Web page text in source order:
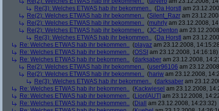
Re(3): Welches ETWAS hab ihr bekommen.. (Da Horstl am
Re(2): Welches ETWAS hab ihr bekommen.. (Silent_Razr am
Re(2): Welches ETWAS hab ihr bekommen.. (muhrly am 23.12.2008,
Re(2): Welches ETWAS hab ihr bekommen.. (JC-Denton am
Re(3): Welches ETWAS hab ihr bekommen.. (Da Horstl am
Re: Welches ETWAS hab ihr bekommen.. (playaz am 23.12.2008,
Re: Welches ETWAS hab ihr bekommen.. (OSSI am 23.12.2008, 14:16:18)
Re: Welches ETWAS hab ihr bekommen.. (darksaber am 23.12.2008,
Re(2): Welches ETWAS hab ihr bekommen.. (user96106 am
Re(2): Welches ETWAS hab ihr bekommen.. (hariw am 23.12.2008,
Re(3): Welches ETWAS hab ihr bekommen.. (darksaber am
Re: Welches ETWAS hab ihr bekommen.. (Kackwiesel am 23.12.2008,
Re: Welches ETWAS hab ihr bekommen.. (Lion[AUT] am 23.12.2008,
Re: Welches ETWAS hab ihr bekommen.. (Diall
am 23.12.2008, 14:23:32)